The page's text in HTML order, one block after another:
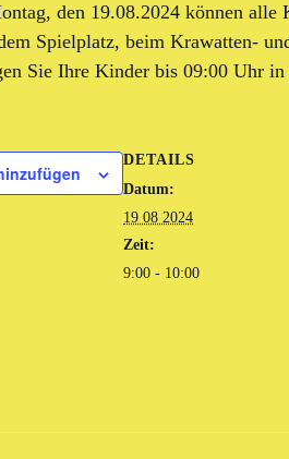
den 19.08.2024 können
Spielplatz, beim Krawatten-
Sie Ihre Kinder bis 09:00 Uhr
DETAILS
Datum:
19 08 2024
Zeit:
9:00 - 10:00